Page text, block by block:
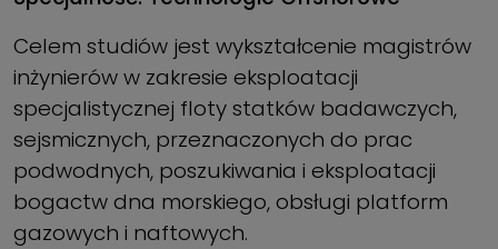
Celem studiów jest wykształcenie magistrów
inżynierów w zakresie eksploatacji
specjalistycznej floty statków badawczych,
sejsmicznych, przeznaczonych do prac
podwodnych, poszukiwania i eksploatacji
bogactw dna morskiego, obsługi platform
gazowych i naftowych.